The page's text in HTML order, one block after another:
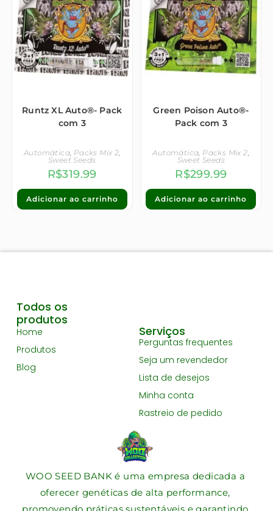
Runtz XL Auto®- Pack
com 3
Automática, Packs Mix 2,
Sweet Seeds
R$319.99
Adicionar ao carrinho
Green Poison Auto®-
Pack com 3
Automática, Packs Mix 2,
Sweet Seeds
R$299.99
Adicionar ao carrinho
WOO SEED BANK é uma empresa dedicada a
oferecer genéticas de alta performance,
Todos os
produtos
Home
Produtos
Blog
Serviços
Perguntas frequentes
Seja um revendedor
Lista de desejos
Minha conta
Rastreio de pedido